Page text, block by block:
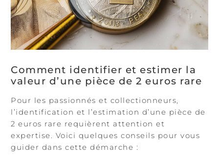
Comment identifier et estimer la
valeur d’une pièce de 2 euros rare
Pour les passionnés et collectionneurs,
l’identification et l’estimation d’une pièce de
2 euros rare requièrent attention et
expertise. Voici quelques conseils pour vous
guider dans cette démarche :